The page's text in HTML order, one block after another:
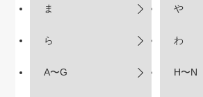
ま や
ら わ
A〜G H〜N